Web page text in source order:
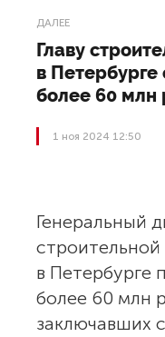
ДАЛЕЕ
Главу
в
более 60 млн
1 ноя 2024 12:50
Генеральный
в Петербурге
более 60 млн
заключавших